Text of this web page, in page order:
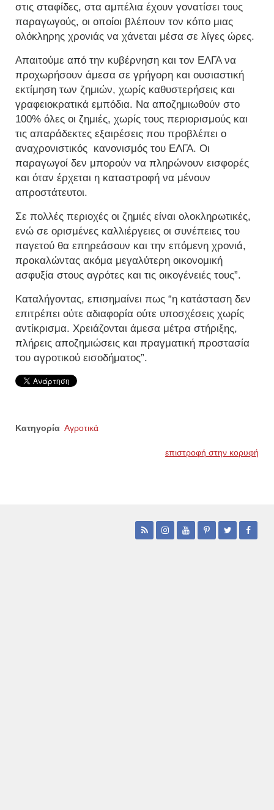
στις σταφίδες, στα αμπέλια έχουν γονατίσει τους
παραγωγούς, οι οποίοι βλέπουν τον κόπο μιας
ολόκληρης χρονιάς να χάνεται μέσα σε λίγες ώρες.
Απαιτούμε από την κυβέρνηση και τον ΕΛΓΑ να
προχωρήσουν άμεσα σε γρήγορη και ουσιαστική
εκτίμηση των ζημιών, χωρίς καθυστερήσεις και
γραφειοκρατικά εμπόδια. Να αποζημιωθούν στο
100% όλες οι ζημιές, χωρίς τους περιορισμούς και
τις απαράδεκτες εξαιρέσεις που προβλέπει ο
αναχρονιστικός κανονισμός του ΕΛΓΑ. Οι
παραγωγοί δεν μπορούν να πληρώνουν εισφορές
και όταν έρχεται η καταστροφή να μένουν
απροστάτευτοι.
Σε πολλές περιοχές οι ζημιές είναι ολοκληρωτικές,
ενώ σε ορισμένες καλλιέργειες οι συνέπειες του
παγετού θα επηρεάσουν και την επόμενη χρονιά,
προκαλώντας ακόμα μεγαλύτερη οικονομική
ασφυξία στους αγρότες και τις οικογένειές τους”.
Καταλήγοντας, επισημαίνει πως “η κατάσταση δεν
επιτρέπει ούτε αδιαφορία ούτε υποσχέσεις χωρίς
αντίκρισμα. Χρειάζονται άμεσα μέτρα στήριξης,
πλήρεις αποζημιώσεις και πραγματική προστασία
του αγροτικού εισοδήματος”.
Κατηγορία Αγροτικά
επιστροφή στην κορυφή